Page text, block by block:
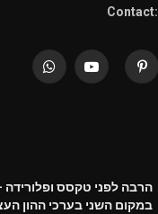
Contact:
Pinterest
YouTube
הרבה לפני טקסס ופלורידה
במקום השני בערכי ההון